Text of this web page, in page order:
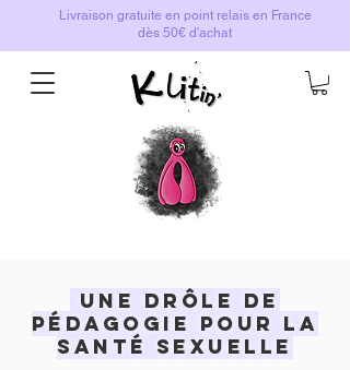
Livraison gratuite en point relais en France
dès 50€ d'achat
Une drôle de
pédagogie pour la
santé sexuelle